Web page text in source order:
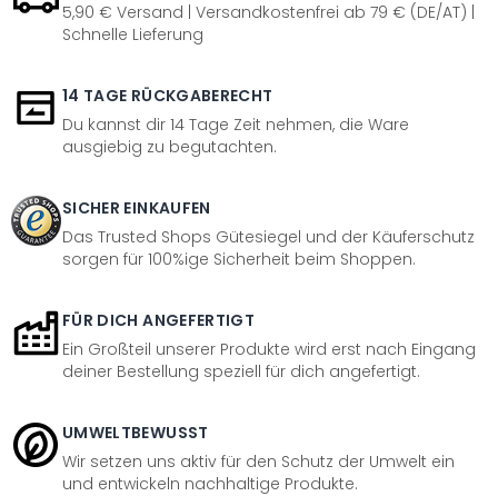
5,90 € Versand | Versandkostenfrei ab 79 € (DE/AT) |
Schnelle Lieferung
14 TAGE RÜCKGABERECHT
Du kannst dir 14 Tage Zeit nehmen, die Ware
ausgiebig zu begutachten.
SICHER EINKAUFEN
Das Trusted Shops Gütesiegel und der Käuferschutz
sorgen für 100%ige Sicherheit beim Shoppen.
FÜR DICH ANGEFERTIGT
Ein Großteil unserer Produkte wird erst nach Eingang
deiner Bestellung speziell für dich angefertigt.
UMWELTBEWUSST
Wir setzen uns aktiv für den Schutz der Umwelt ein
und entwickeln nachhaltige Produkte.